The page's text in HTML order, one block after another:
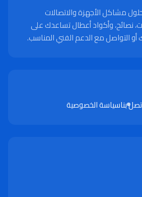
مشاكل الأجهزة والاتصالات
نصائح، وأكواد أعطال تساعدك على
التواصل مع الدعم الفني المناسب.
بناسياسة الخصوصية